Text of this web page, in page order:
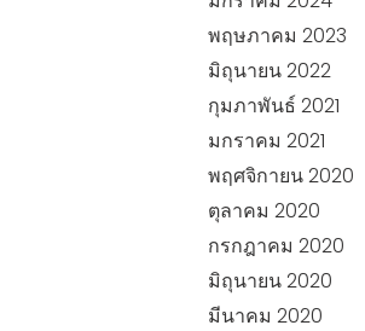
พฤษภาคม 2023
มิถุนายน 2022
กุมภาพันธ์ 2021
มกราคม 2021
พฤศจิกายน 2020
ตุลาคม 2020
กรกฎาคม 2020
มิถุนายน 2020
มีนาคม 2020